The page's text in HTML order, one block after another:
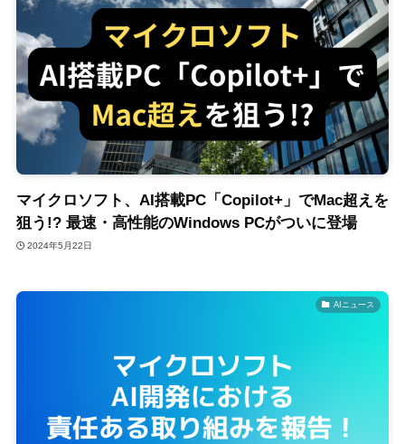
マイクロソフト、AI搭載PC「Copilot+」でMac超えを
狙う!? 最速・高性能のWindows PCがついに登場
2024年5月22日
AIニュース